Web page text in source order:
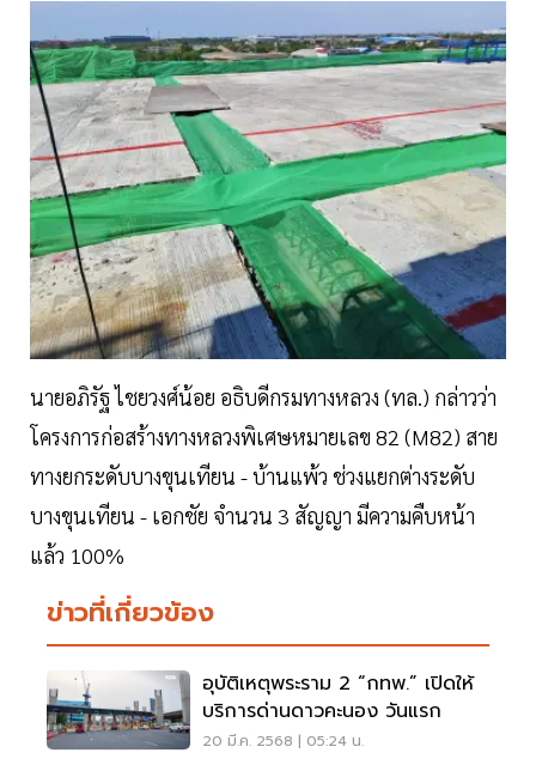
นายอภิรัฐ ไชยวงศ์น้อย อธิบดีกรมทางหลวง (ทล.) กล่าวว่า
โครงการก่อสร้างทางหลวงพิเศษหมายเลข 82 (M82) สาย
ทางยกระดับบางขุนเทียน - บ้านแพ้ว ช่วงแยกต่างระดับ
บางขุนเทียน - เอกชัย จำนวน 3 สัญญา มีความคืบหน้า
แล้ว 100%
ข่าวที่เกี่ยวข้อง
อุบัติเหตุพระราม 2 “กทพ.” เปิดให้
บริการด่านดาวคะนอง วันแรก
20 มี.ค. 2568 | 05:24 น.